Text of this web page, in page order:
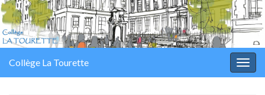
Collège La Tourette
Panneau de gestion des cookies